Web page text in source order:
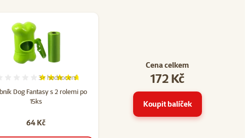
47
Dog Fantasy s 2 rolemi po
15ks
Hodnocení 93%, počet hodnocení: 3
3× hodnocení
64 Kč
Cena celkem
172 Kč
Koupit balíček